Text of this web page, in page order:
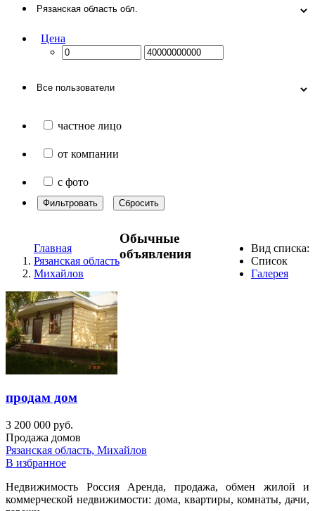
Цена
частное лицо
от компании
с фото
Фильтровать Сбросить
Главная
Рязанская область
Михайлов
Вид списка:
Список
Галерея
Обычные
объявления
продам дом
3 200 000 руб.
Продажа домов
Рязанская область, Михайлов
В избранное
Недвижимость Россия Аренда, продажа, обмен жилой и
коммерческой недвижимости: дома, квартиры, комнаты, дачи,